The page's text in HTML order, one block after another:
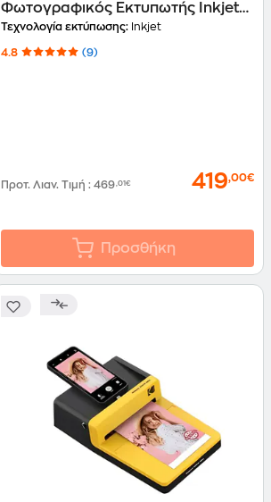
Φωτογραφικός Εκτυπωτής Inkjet
A4 με WiFi (C11CK37402)
Τεχνολογία εκτύπωσης: Inkjet
4.8 (9)
Προτ. Λιαν. Τιμή:469,01€ 419,00€
Προσθήκη